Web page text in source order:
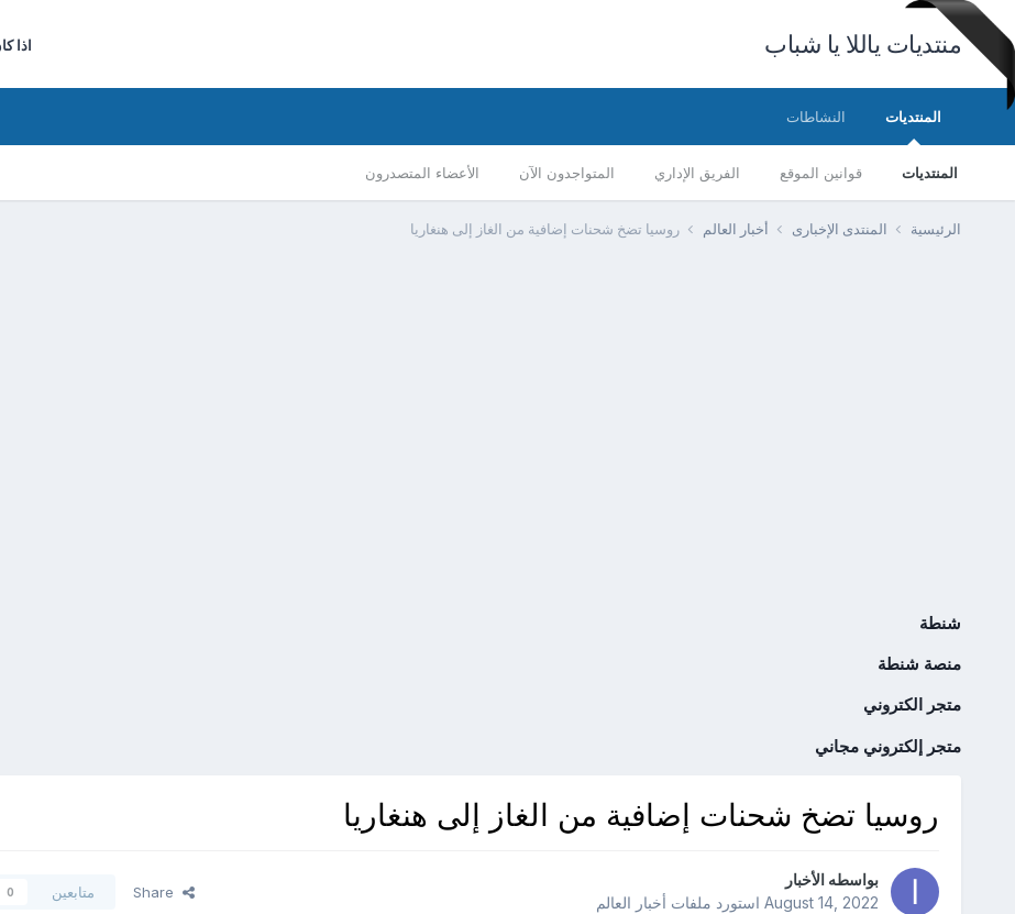
منتديات ياللا يا شباب اذا
المنتديات
المنتديات قوانين الموقع الفريق الإداري المتواجدون الآن الأعضاء المتصدرون
النشاطات
الرئيسية المنتدى الإخبارى أخبار العالم روسيا تضخ شحنات إضافية من الغاز إلى هنغاريا
شنطة
منصة شنطة
متجر الكتروني
متجر إلكتروني مجاني
روسيا تضخ شحنات إضافية من الغاز إلى هنغاريا
بواسطه الأخبار
August 14, 2022استورد ملفات أخبار العالم
Share متابعين 0